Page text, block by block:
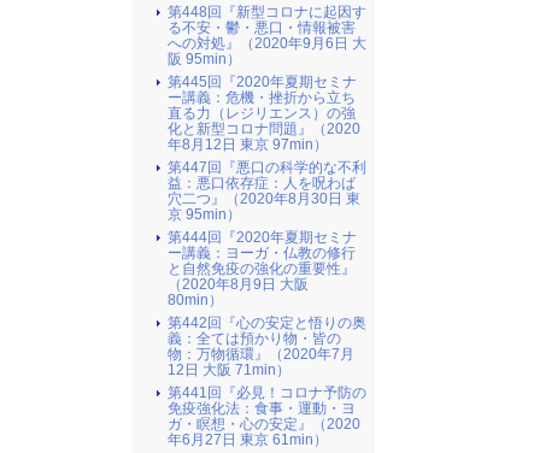
第448回『新型コロナに起因す
る不安・鬱・悪口・情報被害
への対処』（2020年9月6日 大
阪 95min）
第445回『2020年夏期セミナ
ー講義：危機・挫折から立ち
直る力（レジリエンス）の強
化と新型コロナ問題』（2020
年8月12日 東京 97min）
第447回『悪口の科学的な不利
益：悪口依存症：人を呪わば
穴二つ』（2020年8月30日 東
京 95min）
第444回『2020年夏期セミナ
ー講義：ヨーガ・仏教の修行
と自然免疫の強化の重要性』
（2020年8月9日 大阪
80min）
第442回『心の安定と悟りの奥
義：全ては預かり物・皆の
物：万物循環』（2020年7月
12日 大阪 71min）
第441回『必見！コロナ予防の
免疫強化法：食事・運動・ヨ
ガ・瞑想・心の安定』（2020
年6月27日 東京 61min）